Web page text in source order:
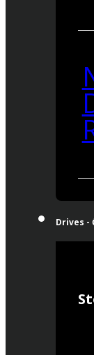
Drives -